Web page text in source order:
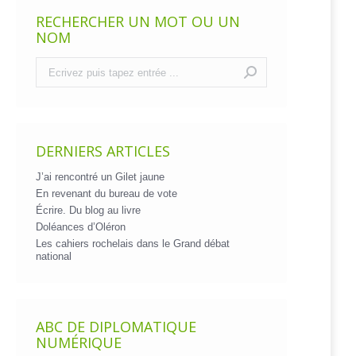
RECHERCHER UN MOT OU UN
NOM
DERNIERS ARTICLES
J’ai rencontré un Gilet jaune
En revenant du bureau de vote
Écrire. Du blog au livre
Doléances d’Oléron
Les cahiers rochelais dans le Grand débat
national
ABC DE DIPLOMATIQUE
NUMÉRIQUE